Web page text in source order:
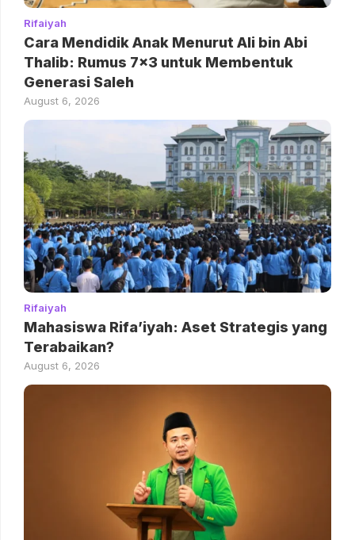
Rifaiyah
Cara Mendidik Anak Menurut Ali bin Abi
Thalib: Rumus 7×3 untuk Membentuk
Generasi Saleh
August 6, 2026
Rifaiyah
Mahasiswa Rifa’iyah: Aset Strategis yang
Terabaikan?
August 6, 2026